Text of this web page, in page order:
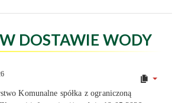
DOSTAWIE WODY
Komunalne spółka z ograniczoną